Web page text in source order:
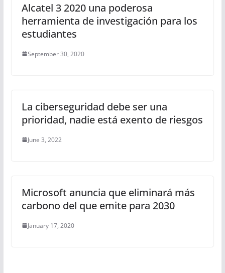
Alcatel 3 2020 una poderosa
herramienta de investigación para los
estudiantes
September 30, 2020
La ciberseguridad debe ser una
prioridad, nadie está exento de riesgos
June 3, 2022
Microsoft anuncia que eliminará más
carbono del que emite para 2030
January 17, 2020